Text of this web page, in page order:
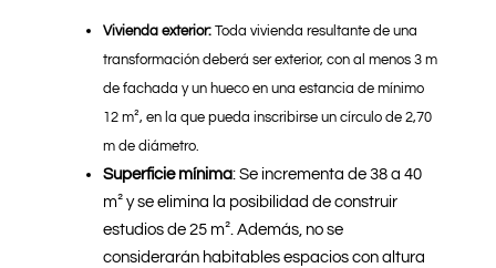
Vivienda exterior: Toda vivienda resultante de una
transformación deberá ser exterior, con al menos 3 m
de fachada y un hueco en una estancia de mínimo
12 m², en la que pueda inscribirse un círculo de 2,70
m de diámetro.
Superficie mínima: Se incrementa de 38 a 40
m² y se elimina la posibilidad de construir
estudios de 25 m². Además, no se
considerarán habitables espacios con altura